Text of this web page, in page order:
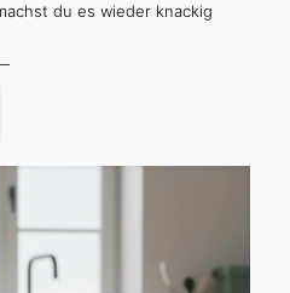
du es wieder knackig